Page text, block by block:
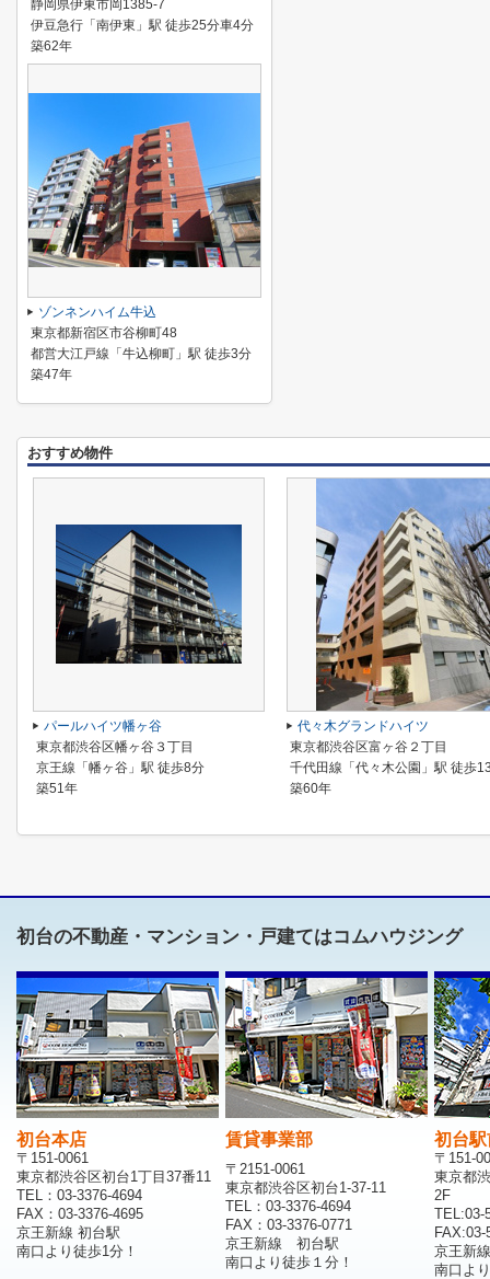
静岡県伊東市岡1385-7
伊豆急行「南伊東」駅 徒歩25分車4分
築62年
ゾンネンハイム牛込
東京都新宿区市谷柳町48
都営大江戸線「牛込柳町」駅 徒歩3分
築47年
おすすめ物件
パールハイツ幡ヶ谷
東京都渋谷区幡ヶ谷３丁目
京王線「幡ヶ谷」駅 徒歩8分
築51年
代々木グランドハイツ
東京都渋谷区富ヶ谷２丁目
千代田線「代々木公園」駅 徒歩
築60年
初台の不動産・マンション・戸建てはコムハウジング
初台本店
〒151-0061
東京都渋谷区初台1丁目37番11
TEL：03-3376-4694
FAX：03-3376-4695
京王新線 初台駅
南口より徒歩1分！
賃貸事業部
〒2151-0061
東京都渋谷区初台1-37-11
TEL：03-3376-4694
FAX：03-3376-0771
京王新線 初台駅
南口より徒歩１分！
初台
〒151-
東京都
2F
TEL:03-
FAX:03-
京王新
南口よ